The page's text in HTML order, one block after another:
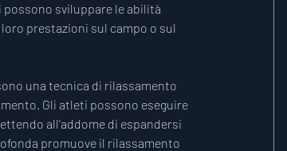
sviluppare le abilità
prestazioni sul campo o sul
una tecnica di rilassamento
Gli atleti possono eseguire
all'addome di espandersi
promuove il rilassamento